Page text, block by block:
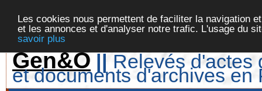
Les cookies nous permettent de faciliter la navigation
et les annonces et d'analyser notre trafic. L'usage du
savoir plus
Gen&O || Relevés d'actes
et documents d'archives en